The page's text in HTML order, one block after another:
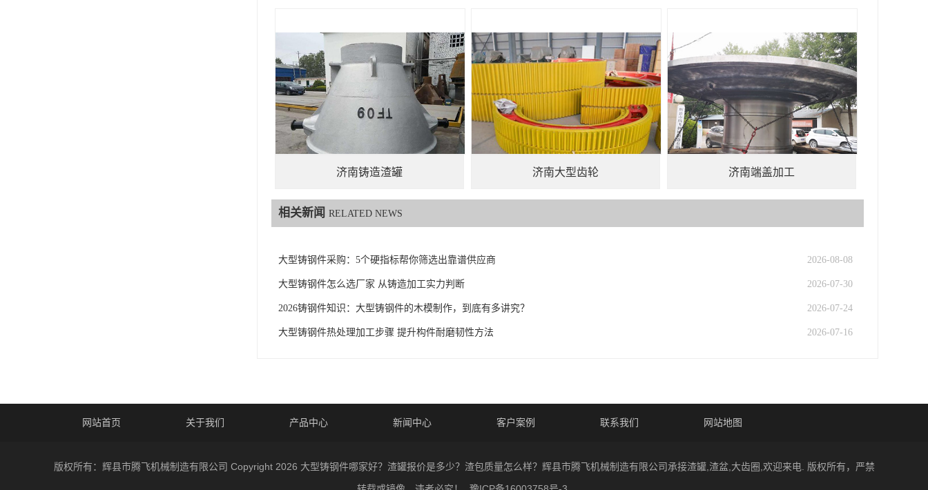
济南铸造渣罐 济南大型齿轮 济南端盖加工
相关新闻 RELATED NEWS
大型铸钢件采购：5个硬指标帮你筛选出靠谱供应商 2026-08-08
大型铸钢件怎么选厂家 从铸造加工实力判断 2026-07-30
2026铸钢件知识：大型铸钢件的木模制作，到底有多讲究？ 2026-07-24
大型铸钢件热处理加工步骤 提升构件耐磨韧性方法 2026-07-16
网站首页 关于我们 产品中心 新闻中心 客户案例 联系我们 网站地图
版权所有：辉县市腾飞机械制造有限公司 Copyright 2026 大型铸钢件哪家好？渣罐报价是多少？渣包质量怎么样？辉县市腾飞机械制造有限公司承接渣罐,渣盆,大齿圈,欢迎来电. 版权所有，严禁